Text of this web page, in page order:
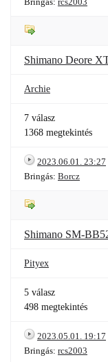
Shimano Deore
Archie
7 válasz
1368 megtekintés
2023.06.01. 23:27
Bringás: Borcz
Shimano SM-
Pityex
5 válasz
498 megtekintés
2023.05.01. 19:17
Bringás: rcs2003